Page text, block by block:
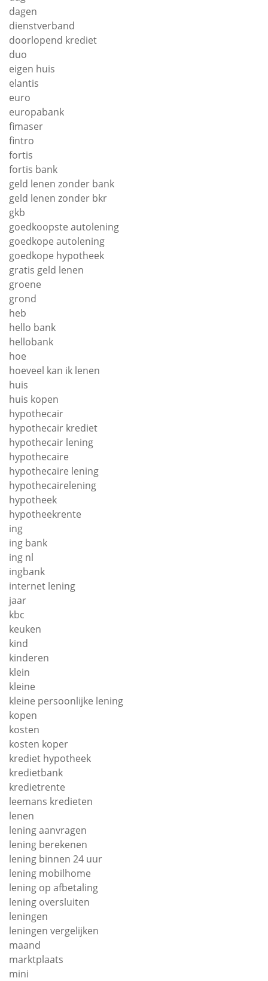
dagen
dienstverband
doorlopend krediet
duo
eigen huis
elantis
euro
europabank
fimaser
fintro
fortis
fortis bank
geld lenen zonder bank
geld lenen zonder bkr
gkb
goedkoopste autolening
goedkope autolening
goedkope hypotheek
gratis geld lenen
groene
grond
heb
hello bank
hellobank
hoe
hoeveel kan ik lenen
huis
huis kopen
hypothecair
hypothecair krediet
hypothecair lening
hypothecaire
hypothecaire lening
hypothecairelening
hypotheek
hypotheekrente
ing
ing bank
ing nl
ingbank
internet lening
jaar
kbc
keuken
kind
kinderen
klein
kleine
kleine persoonlijke lening
kopen
kosten
kosten koper
krediet hypotheek
kredietbank
kredietrente
leemans kredieten
lenen
lening aanvragen
lening berekenen
lening binnen 24 uur
lening mobilhome
lening op afbetaling
lening oversluiten
leningen
leningen vergelijken
maand
marktplaats
mini